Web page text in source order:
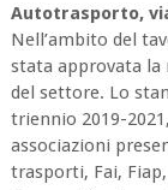
Autotrasporto,
Nell’ambito del
stata approvata la
del settore. Lo
triennio 2019-
associazioni
trasporti, Fai,